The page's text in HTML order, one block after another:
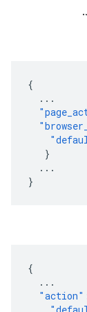
{
...
}
...
}
{
...
"action"